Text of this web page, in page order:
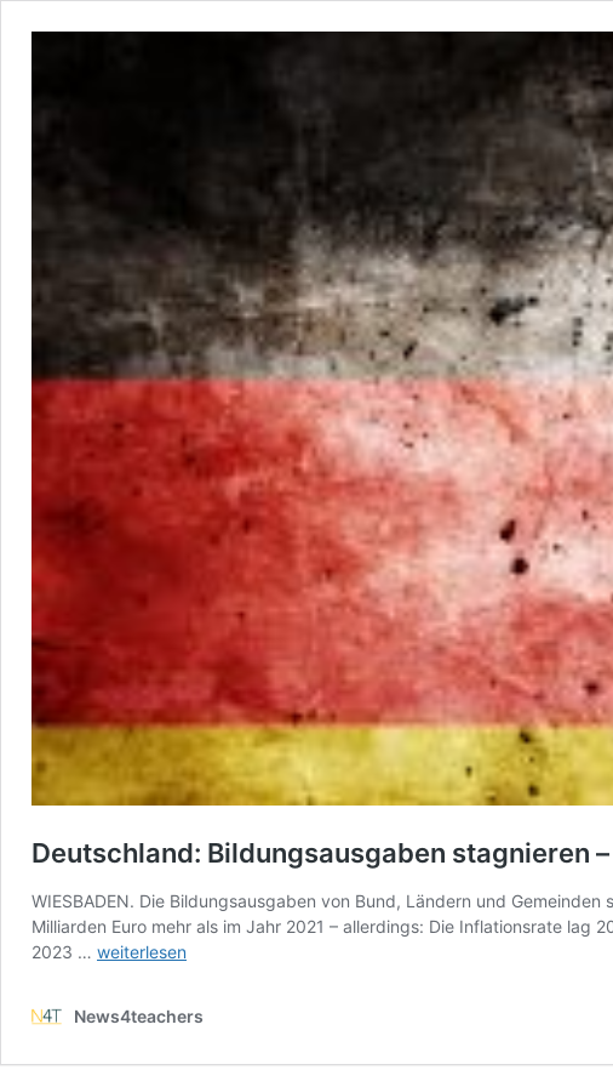
Deutschland: Bildungsausgaben stagnieren
WIESBADEN. Die Bildungsausgaben von Bund, Ländern und
Milliarden Euro mehr als im Jahr 2021 – allerdings: Die Inflationsrate
2023 … Deutschland:
–
weiterlesen
News4teachers